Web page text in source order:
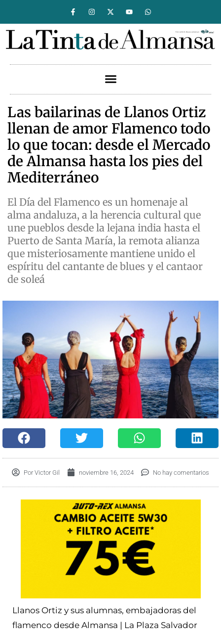
Las bailarinas de Llanos Ortiz
llenan de amor Flamenco todo
lo que tocan: desde el Mercado
de Almansa hasta los pies del
Mediterráneo
El Día del Flamenco es un homenaje al
alma andaluza, a la herencia cultural que
une pueblos desde la lejana india hasta el
Puerto de Santa María, la remota alianza
que misteriosamente mantiene unido el
espíritu del cantante de blues y el cantaor
de soleá
Por Victor Gil noviembre 16, 2024 No hay comentarios
Llanos Ortiz y sus alumnas, embajadoras del
flamenco desde Almansa | La Plaza Salvador